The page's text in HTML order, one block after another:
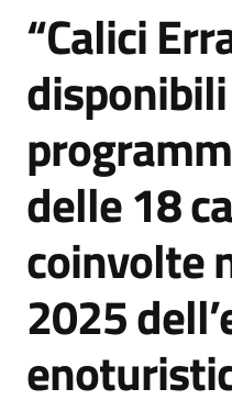
Amministrazione
Novità
Menu selezionato
Servizi
Vivere
Castel
Salta al contenuto
“Calici
delle 18
coinvolte
2025